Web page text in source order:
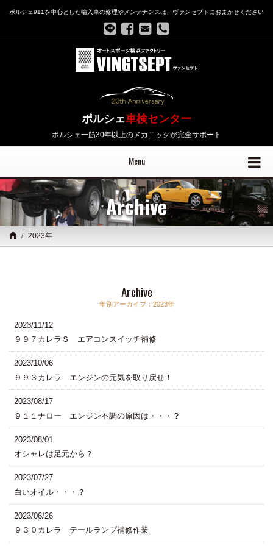
ポルシェ911を中心とした輸入車の修理やメンテナンスは、ヴァンセプトにおまかせください
ポルシェ車検センター
ポルシェ一筋30年以上のメカニックが完全サポート
Menu
Archive
2023年
Archive
年別アーカイブ：2023年
2023/11/12
９９７カレラＳ エアコンスイッチ補修
2023/10/06
９９３カレラ エンジンの元気を取り戻せ！
2023/08/17
９１１ナロー エンジン不調の原因は・・・？
2023/08/01
オシャレは足元から？
2023/07/27
白いオイル・・・？
2023/06/26
９３０カレラ テールランプ補修作業